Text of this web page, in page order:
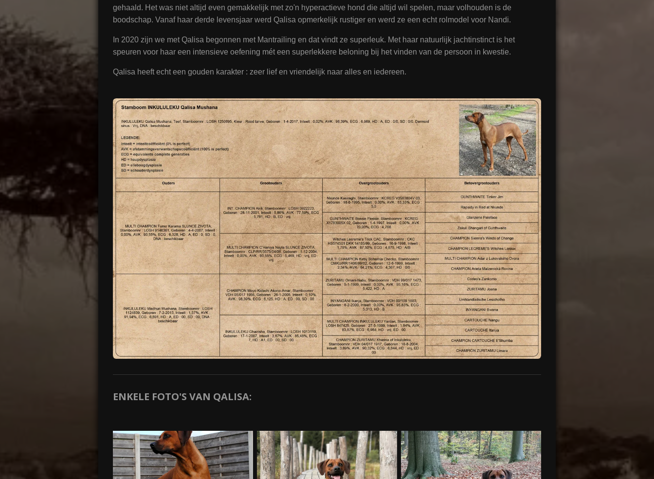
gehaald. Het was niet altijd even gemakkelijk met zo'n hyperactieve hond die altijd wil spelen, maar volhouden is de
boodschap. Vanaf haar derde levensjaar werd Qalisa opmerkelijk rustiger en werd ze een echt rolmodel voor Nandi.
In 2020 zijn we met Qalisa begonnen met Mantrailing en dat vindt ze superleuk. Met haar natuurlijk jachtinstinct is het
speuren voor haar een intensieve oefening mét een superlekkere beloning bij het vinden van de persoon in kwestie.
Qalisa heeft echt een gouden karakter : zeer lief en vriendelijk naar alles en iedereen.
ENKELE FOTO'S VAN QALISA: